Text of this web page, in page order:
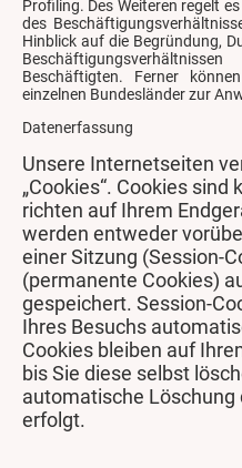
Profiling. Des Weiteren regelt
des
Hinblick auf die Begründung,
Beschäftigten. Ferner
einzelnen Bundesländer zur
Datenerfassung
Unsere Internetseiten
„Cookies“. Cookies
richten auf Ihrem
werden entweder
einer Sitzung (Session-
(permanente Cookies)
gespeichert. Session-
Ihres Besuchs
Cookies bleiben auf
bis Sie diese selbst
automatische Löschung
erfolgt.